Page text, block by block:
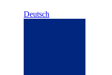
Deutsch